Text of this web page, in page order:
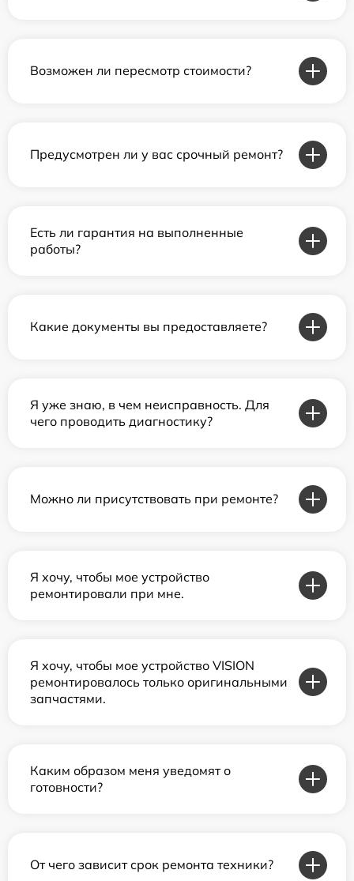
Возможен ли пересмотр стоимости?
Предусмотрен ли у вас срочный ремонт?
Есть ли гарантия на выполненные
работы?
Какие документы вы предоставляете?
Я уже знаю, в чем неисправность. Для
чего проводить диагностику?
Можно ли присутствовать при ремонте?
Я хочу, чтобы мое устройство
ремонтировали при мне.
Я хочу, чтобы мое устройство VISION
ремонтировалось только оригинальными
запчастями.
Каким образом меня уведомят о
готовности?
От чего зависит срок ремонта техники?